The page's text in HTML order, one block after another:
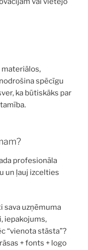
spēcīgu
ka būtiskāks par
profesionāla
un ļauj izcelties
sava uzņēmuma
iepakojums,
“vienota stāsta”?
+ fonts + logo